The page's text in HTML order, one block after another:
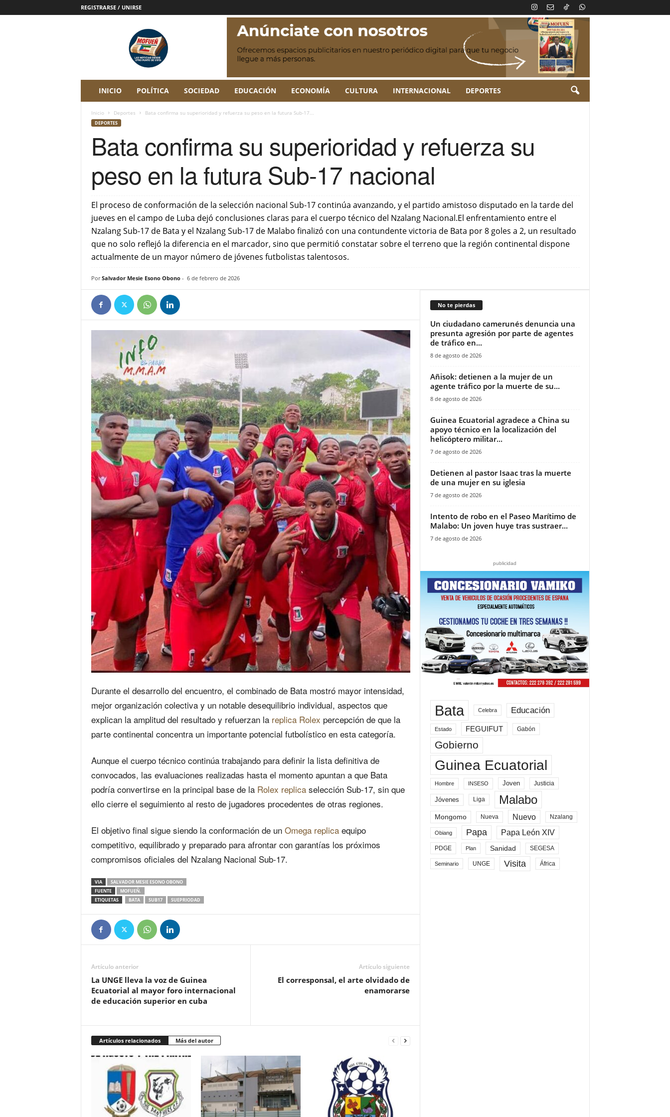
REGISTRARSE / UNIRSE
INICIO POLÍTICA SOCIEDAD EDUCACIÓN ECONOMÍA CULTURA INTERNACIONAL DEPORTES
Inicio Deportes Bata confirma su superioridad y refuerza su peso en la futura Sub-17...
DEPORTES
Bata confirma su superioridad y refuerza su
peso en la futura Sub-17 nacional
El proceso de conformación de la selección nacional Sub-17 continúa avanzando, y el partido amistoso disputado en la tarde del
jueves en el campo de Luba dejó conclusiones claras para el cuerpo técnico del Nzalang Nacional.El enfrentamiento entre el
Nzalang Sub-17 de Bata y el Nzalang Sub-17 de Malabo finalizó con una contundente victoria de Bata por 8 goles a 2, un resultado
que no solo reflejó la diferencia en el marcador, sino que permitió constatar sobre el terreno que la región continental dispone
actualmente de un mayor número de jóvenes futbolistas talentosos.
Por Salvador Mesie Esono Obono- 6 de febrero de 2026
Durante el desarrollo del encuentro, el combinado de Bata mostró mayor intensidad,
mejor organización colectiva y un notable desequilibrio individual, aspectos que
explican la amplitud del resultado y refuerzan la replica Rolex percepción de que la
parte continental concentra un importante potencial futbolístico en esta categoría.
Aunque el cuerpo técnico continúa trabajando para definir la lista definitiva de
convocados, las evaluaciones realizadas hasta el momento apuntan a que Bata
podría convertirse en la principal base de la Rolex replicaselección Sub-17, sin que
ello cierre el seguimiento al resto de jugadores procedentes de otras regiones.
El objetivo final sigue siendo la conformación de un Omega replicaequipo
competitivo, equilibrado y preparado para afrontar con garantías los próximos
compromisos oficiales del Nzalang Nacional Sub-17.
VIA
SALVADOR MESIE ESONO OBONO
FUENTE
MOFUEÑ.
ETIQUETAS
BATA SUB17 SUEPRIODAD
Artículo anterior
La UNGE lleva la voz de Guinea
Ecuatorial al mayor foro internacional
de educación superior en cuba
Artículo siguiente
El corresponsal, el arte olvidado de
enamorarse
Artículos relacionados Más del autor
No te pierdas
‎Un ciudadano camerunés denuncia una
presunta agresión por parte de agentes
de tráfico en...
8 de agosto de 2026
Añisok: detienen a la mujer de un
agente tráfico por la muerte de su...
8 de agosto de 2026
Guinea Ecuatorial agradece a China su
apoyo técnico en la localización del
helicóptero militar...
7 de agosto de 2026
‎Detienen al pastor Isaac tras la muerte
de una mujer en su iglesia‎
7 de agosto de 2026
Intento de robo en el Paseo Marítimo de
Malabo: Un joven huye tras sustraer...
7 de agosto de 2026
publicidad
Bata Celebra Educación
Estado FEGUIFUT Gabón
Gobierno
Guinea Ecuatorial
Hombre INSESO Joven Justicia
Jóvenes Liga Malabo
Mongomo Nueva Nuevo Nzalang
Obiang Papa Papa León XIV
PDGE Plan Sanidad SEGESA
Seminario UNGE Visita África